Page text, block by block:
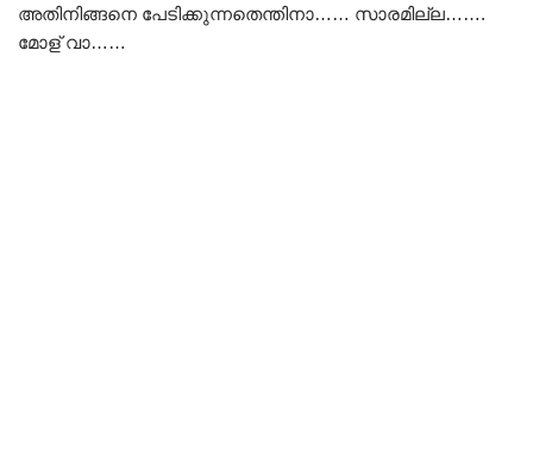
അതിനിങ്ങനെ പേടിക്കുന്നതെന്തിനാ…… സാരമില്ല…….
മോള് വാ……